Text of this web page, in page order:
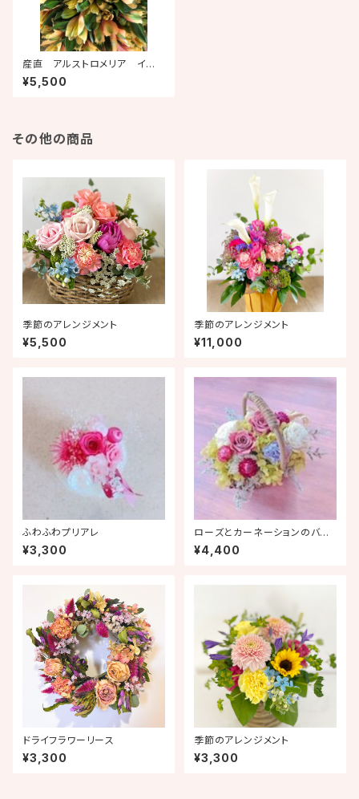
産直 アルストロメリア イエ
ロー系 信州原村
¥5,500
その他の商品
季節のアレンジメント
¥5,500
季節のアレンジメント
¥11,000
ふわふわプリアレ
¥3,300
ローズとカーネーションのバス
ケットアレンジ
¥4,400
ドライフラワーリース
¥3,300
季節のアレンジメント
¥3,300